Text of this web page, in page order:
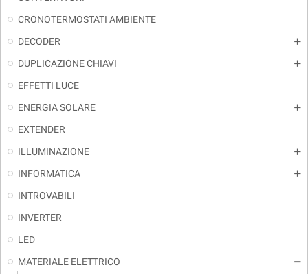
CRONOTERMOSTATI AMBIENTE
DECODER
add
DUPLICAZIONE CHIAVI add
EFFETTI LUCE
ENERGIA SOLARE
add
EXTENDER
ILLUMINAZIONE
add
INFORMATICA add
INTROVABILI
INVERTER
LED
MATERIALE ELETTRICO
remove